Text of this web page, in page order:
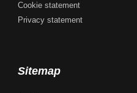
Cookie statement
Privacy statement
Sitemap